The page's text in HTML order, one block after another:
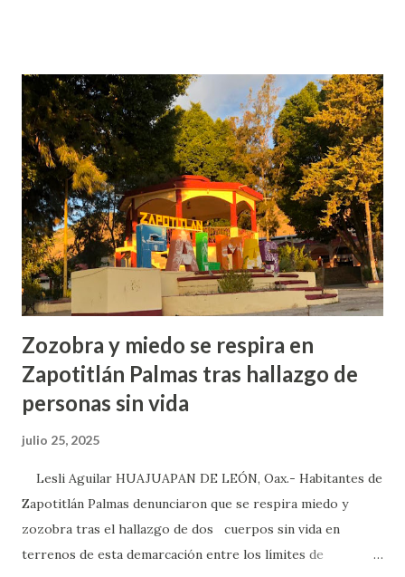
Fernando Molina Alcántara, se presente. “Espermios que
con la rehabilitación de los servicios y la seguridad se
retome la paz y la tranquilidad, aunque se les agradece a los
ciudadanos que la paz y la gobernabilidad ha prevalecido, el
administrador ya esta por llegar al palacio municipal,
Molina Alcántara esta esperando acreditarse en todas las
instancias, como lo es Finanzas y la OSFE, esta haciendo
algunos trámit...
Zozobra y miedo se respira en
Zapotitlán Palmas tras hallazgo de
personas sin vida
julio 25, 2025
Lesli Aguilar HUAJUAPAN DE LEÓN, Oax.- Habitantes de
Zapotitlán Palmas denunciaron que se respira miedo y
zozobra tras el hallazgo de dos cuerpos sin vida en
terrenos de esta demarcación entre los límites de